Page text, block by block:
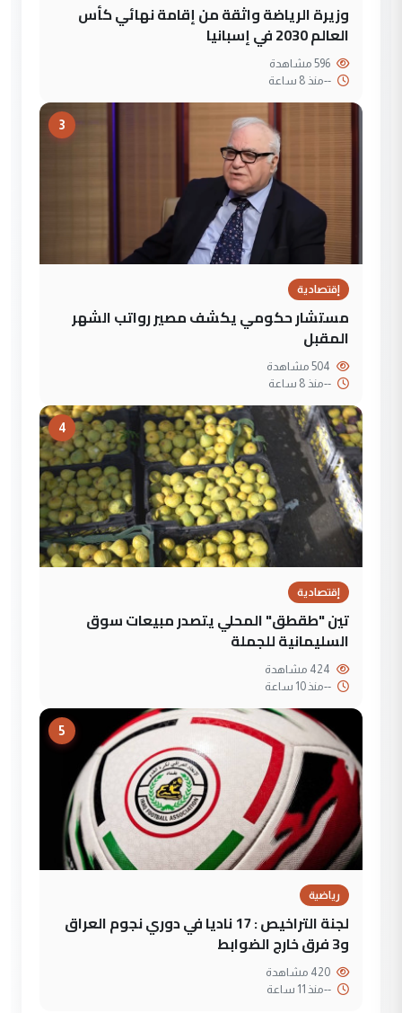
وزيرة الرياضة واثقة من إقامة نهائي كأس
العالم 2030 في إسبانيا
--منذ 8 ساعة
3
إقتصادية
مستشار حكومي يكشف مصير رواتب الشهر
المقبل
--منذ 8 ساعة
4
إقتصادية
تين "طقطق" المحلي يتصدر مبيعات سوق
السليمانية للجملة
--منذ 10 ساعة
5
رياضية
لجنة التراخيص : 17 ناديا في دوري نجوم العراق
و3 فرق خارج الضوابط
--منذ 11 ساعة